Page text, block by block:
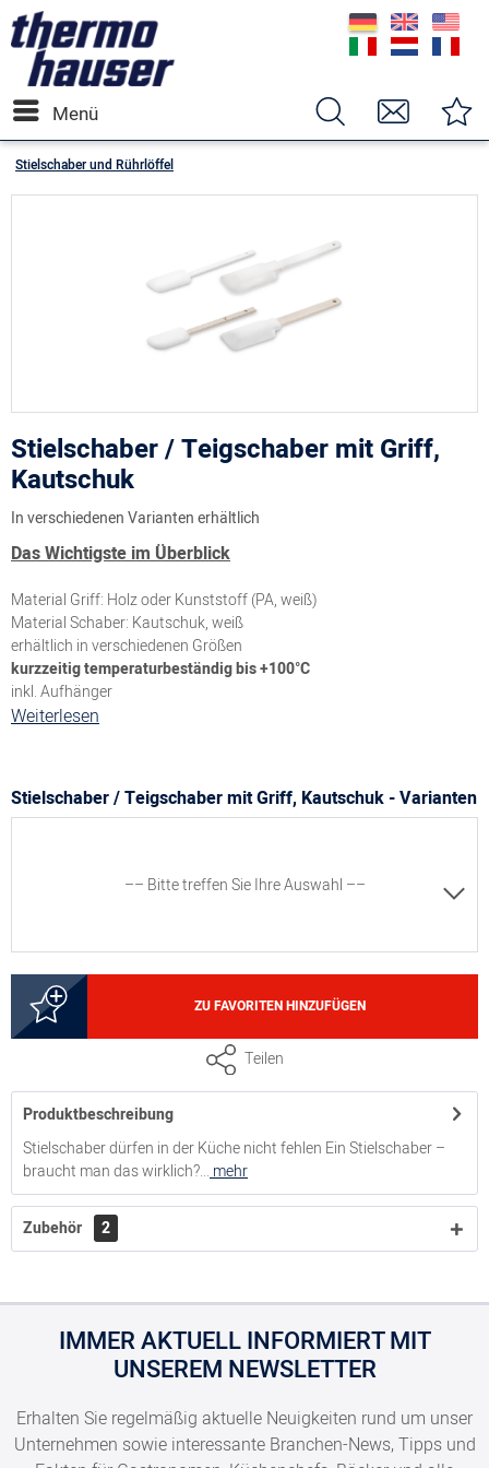
Menü
Stielschaber und Rührlöffel
Stielschaber / Teigschaber mit Griff,
Kautschuk
In verschiedenen Varianten erhältlich
Das Wichtigste im Überblick
Material Griff: Holz oder Kunststoff (PA, weiß)
Material Schaber: Kautschuk, weiß
erhältlich in verschiedenen Größen
kurzzeitig temperaturbeständig bis +100°C
inkl. Aufhänger
Weiterlesen
Stielschaber / Teigschaber mit Griff, Kautschuk - Varianten
–– Bitte treffen Sie Ihre Auswahl ––
Stielschaber, Kunststoffgriff, Gesamtlänge 27 cm,
3000247108
Stielschaber, Kunststoffgriff, Gesamtlänge 33 cm,
Schaberbreite 7 cm
3000247148
Stielschaber, Kunststoffgriff, Gesamtlänge 50 cm,
Schaberbreite 7 cm
5000247011
Stielschaber, Holzgriff, Gesamtlänge 27 cm,
Schaberbreite 5 cm
ZU FAVORITEN HINZUFÜGEN
Teilen
Produktbeschreibung
Stielschaber dürfen in der Küche nicht fehlen Ein Stielschaber –
braucht man das wirklich?... mehr
Zubehör 2
IMMER AKTUELL INFORMIERT MIT
UNSEREM NEWSLETTER
Erhalten Sie regelmäßig aktuelle Neuigkeiten rund um unser
Unternehmen sowie interessante Branchen-News, Tipps und